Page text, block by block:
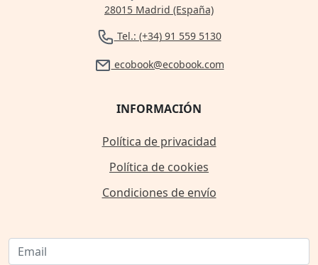
28015 Madrid (España)
Tel.: (+34) 91 559 5130
ecobook@ecobook.com
INFORMACIÓN
Política de privacidad
Política de cookies
Condiciones de envío